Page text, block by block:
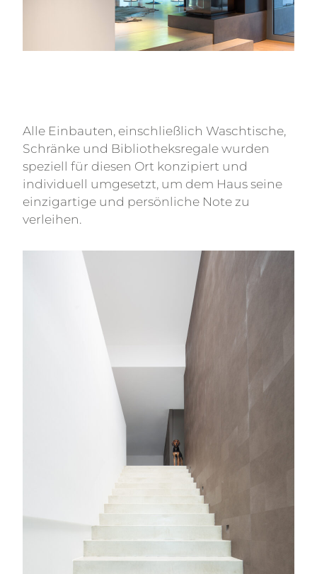
Alle Einbauten, einschließlich Waschtische,
Schränke und Bibliotheksregale wurden
speziell für diesen Ort konzipiert und
individuell umgesetzt, um dem Haus seine
einzigartige und persönliche Note zu
verleihen.